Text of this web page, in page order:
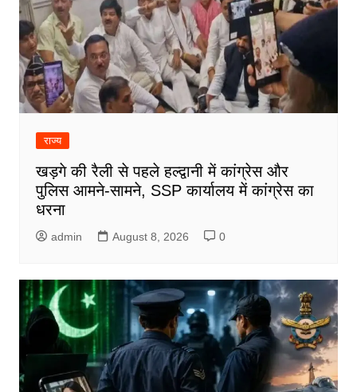
राज्य
खड़गे की रैली से पहले हल्द्वानी में कांग्रेस और
पुलिस आमने-सामने, SSP कार्यालय में कांग्रेस का
धरना
admin August 8, 2026 0